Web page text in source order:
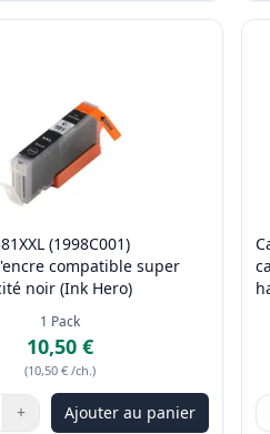
(1998C001)
compatible super
noir (Ink Hero)
1 Pack
10,50 €
(10,50 € /ch.)
pour ajuster
+ Ajouter au panier